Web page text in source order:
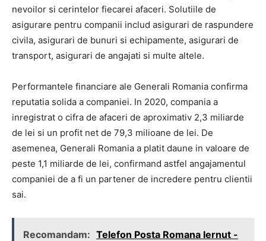
nevoilor si cerintelor fiecarei afaceri. Solutiile de
asigurare pentru companii includ asigurari de raspundere
civila, asigurari de bunuri si echipamente, asigurari de
transport, asigurari de angajati si multe altele.
Performantele financiare ale Generali Romania confirma
reputatia solida a companiei. In 2020, compania a
inregistrat o cifra de afaceri de aproximativ 2,3 miliarde
de lei si un profit net de 79,3 milioane de lei. De
asemenea, Generali Romania a platit daune in valoare de
peste 1,1 miliarde de lei, confirmand astfel angajamentul
companiei de a fi un partener de incredere pentru clientii
sai.
Recomandam: Telefon Posta Romana Iernut -